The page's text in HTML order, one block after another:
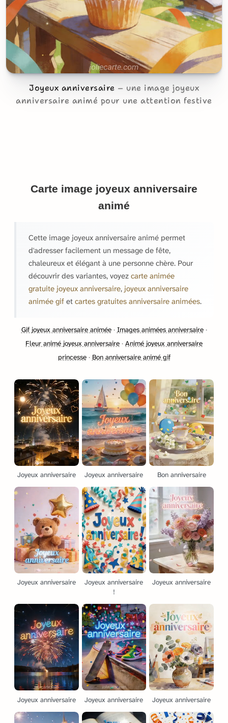
Joyeux anniversaire
une image joyeux
anniversaire animé pour une attention festive
Carte image joyeux anniversaire
animé
Cette image joyeux anniversaire animé permet
d'adresser facilement un message de fête,
chaleureux et élégant à une personne chère. Pour
découvrir des variantes, voyez carte animée
gratuite joyeux anniversaire, joyeux anniversaire
animée gif et cartes gratuites anniversaire animées.
Gif joyeux anniversaire animée· Images animées anniversaire·
Fleur animé joyeux anniversaire · Animé joyeux anniversaire
princesse· Bon anniversaire animé gif
Joyeux anniversaire Joyeux anniversaire Bon anniversaire
Joyeux anniversaire
Joyeux anniversaire
!
Joyeux anniversaire
Joyeux anniversaire Joyeux anniversaire Joyeux anniversaire